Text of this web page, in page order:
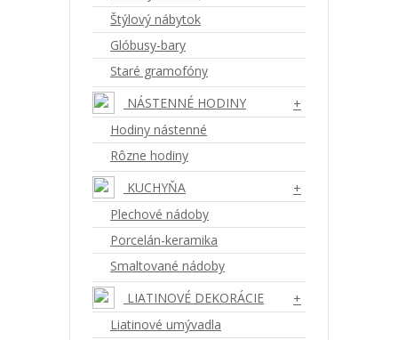
Štýlový nábytok
Glóbusy-bary
Staré gramofóny
NÁSTENNÉ HODINY
+
Hodiny nástenné
Rôzne hodiny
KUCHYŇA
+
Plechové nádoby
Porcelán-keramika
Smaltované nádoby
LIATINOVÉ DEKORÁCIE
+
Liatinové umývadla